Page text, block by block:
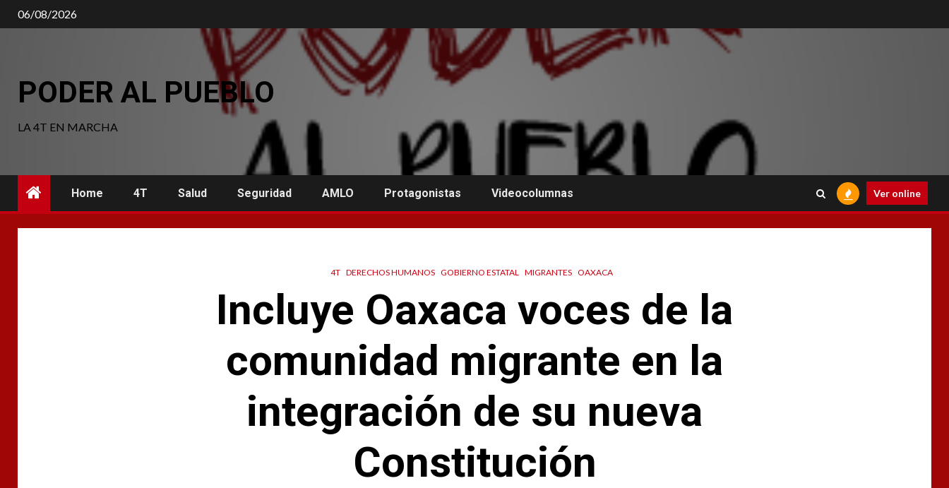
Saltar
al
06/08/2026
PODER AL PUEBLO
LA 4T EN MARCHA
Home 4T Salud Seguridad AMLO Protagonistas Videocolumnas Ver online
4T DERECHOS HUMANOS GOBIERNO ESTATAL MIGRANTES OAXACA
Incluye Oaxaca voces de la
comunidad migrante en la
integración de su nueva
Constitución